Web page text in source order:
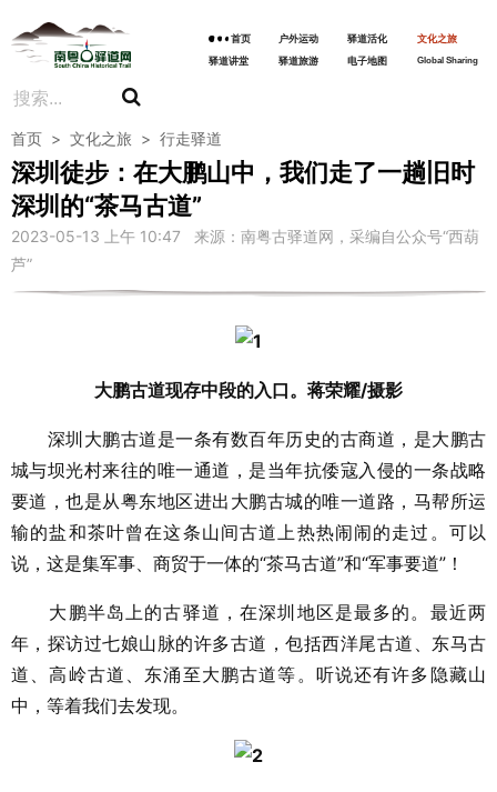
首页 户外运动 驿道活化
文化之旅
驿道讲堂
驿道旅游 电子地图 Global Sharing
首页 > 文化之旅 > 行走驿道
深圳徒步：在大鹏山中，我们走了一趟旧时
深圳的“茶马古道”
2023-05-13 上午 10:47 来源：南粤古驿道网，采编自公众号“西葫
芦”
大鹏古道现存中段的入口。蒋荣耀/摄影
深圳大鹏古道是一条有数百年历史的古商道，是大鹏古
城与坝光村来往的唯一通道，是当年抗倭寇入侵的一条战略
要道，也是从粤东地区进出大鹏古城的唯一道路，马帮所运
输的盐和茶叶曾在这条山间古道上热热闹闹的走过。可以
说，这是集军事、商贸于一体的“茶马古道”和“军事要道”！
大鹏半岛上的古驿道，在深圳地区是最多的。最近两
年，探访过七娘山脉的许多古道，包括西洋尾古道、东马古
道、高岭古道、东涌至大鹏古道等。听说还有许多隐藏山
中，等着我们去发现。